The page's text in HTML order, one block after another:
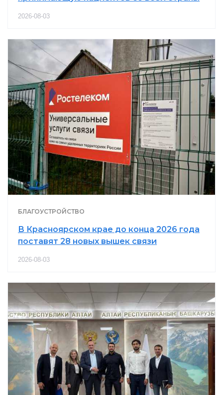
2026-08-03
БЛАГОУСТРОЙСТВО
В Красноярском крае до конца 2026 года
поставят 28 новых вышек связи
2026-08-03